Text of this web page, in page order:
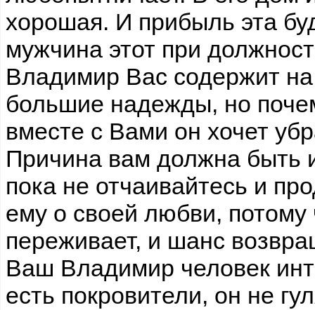
хорошая. И прибыль эта
мужчина этот при
Владимир Вас содержит на
большие надежды, но
вместе с Вами он хочет
Причина вам должна быть
пока не отчаивайтесь и
ему о своей любви, потому
переживает, и шанс
Ваш Владимир человек
есть покровители, он не